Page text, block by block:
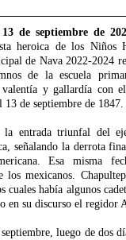
de septiembre de
heroica de los Niños
de Nava 2022-2024
de la escuela
y gallardía con
13 de septiembre de 1847.
entrada triunfal del
señalando la derrota
Esa misma
los mexicanos.
cuales había algunos
en su discurso el regidor
luego de dos